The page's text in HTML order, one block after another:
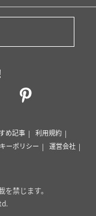
め記事
利用規約
ーポリシー
運営会社
禁じます。